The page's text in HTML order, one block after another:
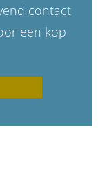
contact
een kop